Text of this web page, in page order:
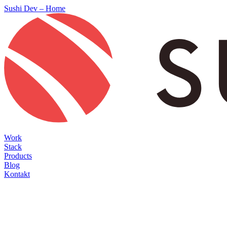
Sushi Dev – Home
Work
Stack
Products
Blog
Kontakt